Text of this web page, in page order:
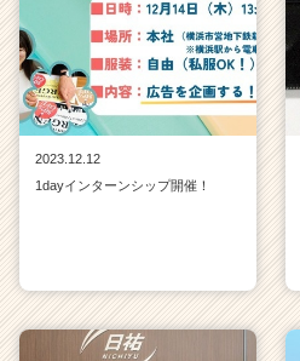
2023.12.12
1dayインターンシップ開催！